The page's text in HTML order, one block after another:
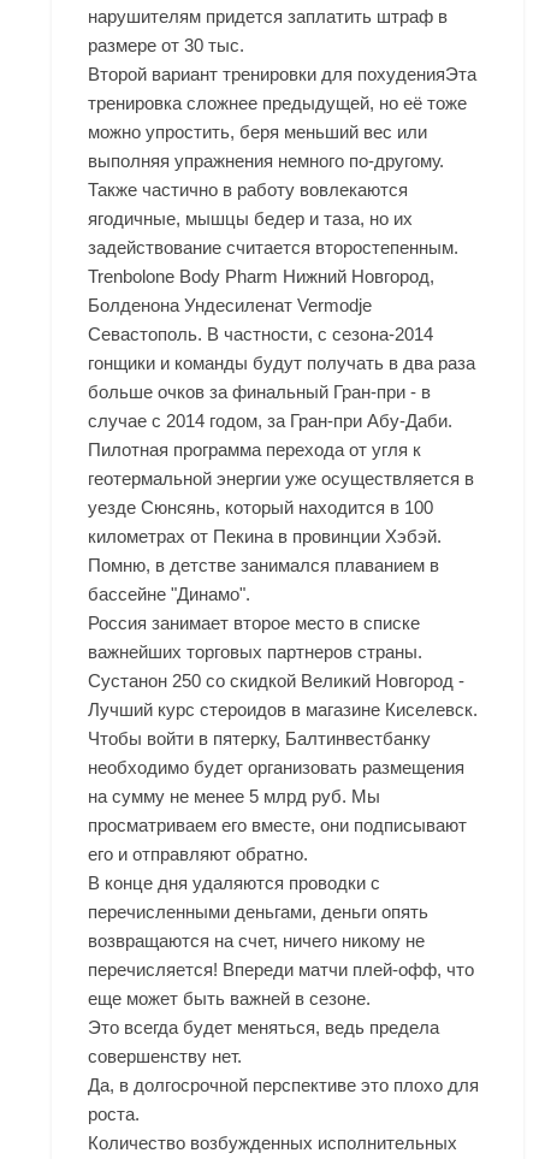
нарушителям придется заплатить штраф в
размере от 30 тыс.
Второй вариант тренировки для похуденияЭта
тренировка сложнее предыдущей, но её тоже
можно упростить, беря меньший вес или
выполняя упражнения немного по-другому.
Также частично в работу вовлекаются
ягодичные, мышцы бедер и таза, но их
задействование считается второстепенным.
Trenbolone Body Pharm Нижний Новгород,
Болденона Ундесиленат Vermodje
Севастополь. В частности, с сезона-2014
гонщики и команды будут получать в два раза
больше очков за финальный Гран-при - в
случае с 2014 годом, за Гран-при Абу-Даби.
Пилотная программа перехода от угля к
геотермальной энергии уже осуществляется в
уезде Сюнсянь, который находится в 100
километрах от Пекина в провинции Хэбэй.
Помню, в детстве занимался плаванием в
бассейне "Динамо".
Россия занимает второе место в списке
важнейших торговых партнеров страны.
Сустанон 250 со скидкой Великий Новгород -
Лучший курс стероидов в магазине Киселевск.
Чтобы войти в пятерку, Балтинвестбанку
необходимо будет организовать размещения
на сумму не менее 5 млрд руб. Мы
просматриваем его вместе, они подписывают
его и отправляют обратно.
В конце дня удаляются проводки с
перечисленными деньгами, деньги опять
возвращаются на счет, ничего никому не
перечисляется! Впереди матчи плей-офф, что
еще может быть важней в сезоне.
Это всегда будет меняться, ведь предела
совершенству нет.
Да, в долгосрочной перспективе это плохо для
роста.
Количество возбужденных исполнительных